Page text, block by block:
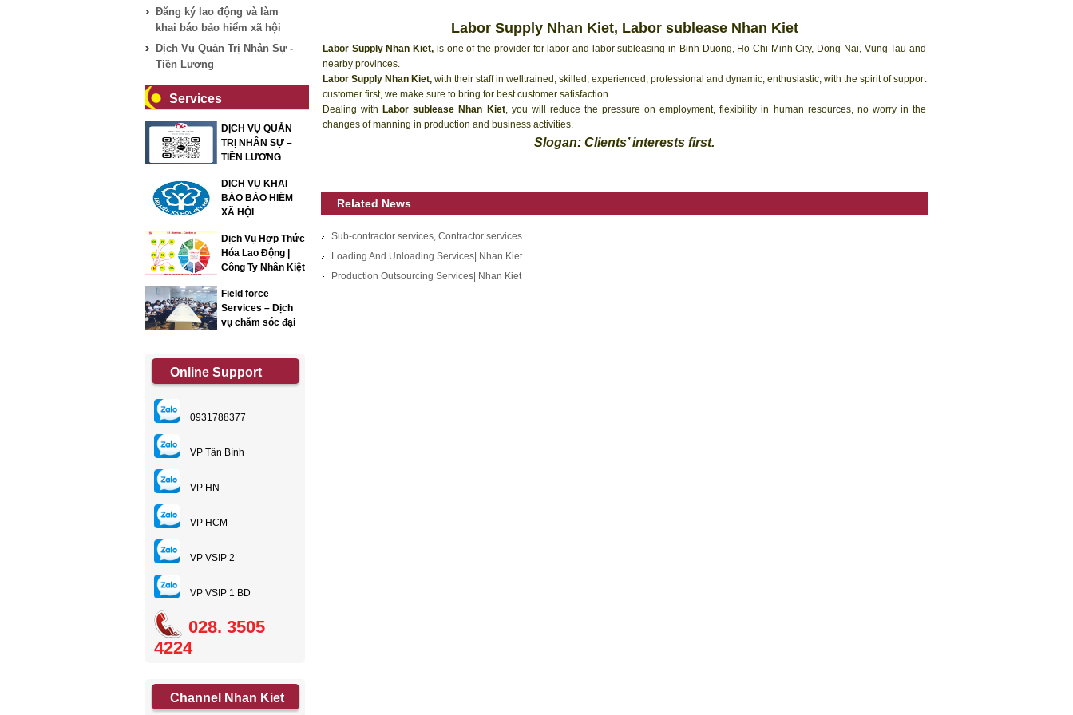
Đăng ký lao động và làm
khai báo bảo hiểm xã hội
Dịch Vụ Quản Trị Nhân Sự -
Tiền Lương
Services
DỊCH VỤ QUẢN
TRỊ NHÂN SỰ –
TIỀN LƯƠNG
DỊCH VỤ KHAI
BÁO BẢO HIỂM
XÃ HỘI
Dịch Vụ Hợp Thức
Hóa Lao Động |
Công Ty Nhân Kiệt
Field force
Services – Dịch
vụ chăm sóc đại
Online Support
0931788377
VP Tân Bình
VP HN
VP HCM
VP VSIP 2
VP VSIP 1 BD
028. 3505
4224
Channel Nhan Kiet
Labor Supply Nhan Kiet, Labor sublease Nhan Kiet
Labor Supply Nhan Kiet, is one of the provider for labor and labor subleasing in Binh Duong, Ho Chi Minh City, Dong Nai, Vung Tau and
nearby provinces.
Labor Supply Nhan Kiet, with their staff in welltrained, skilled, experienced, professional and dynamic, enthusiastic, with the spirit of support
customer first, we make sure to bring for best customer satisfaction.
Dealing with Labor sublease Nhan Kiet, you will reduce the pressure on employment, flexibility in human resources, no worry in the
changes of manning in production and business activities.
Slogan: Clients’ interests first.
Related News
Sub-contractor services, Contractor services
Loading And Unloading Services| Nhan Kiet
Production Outsourcing Services| Nhan Kiet